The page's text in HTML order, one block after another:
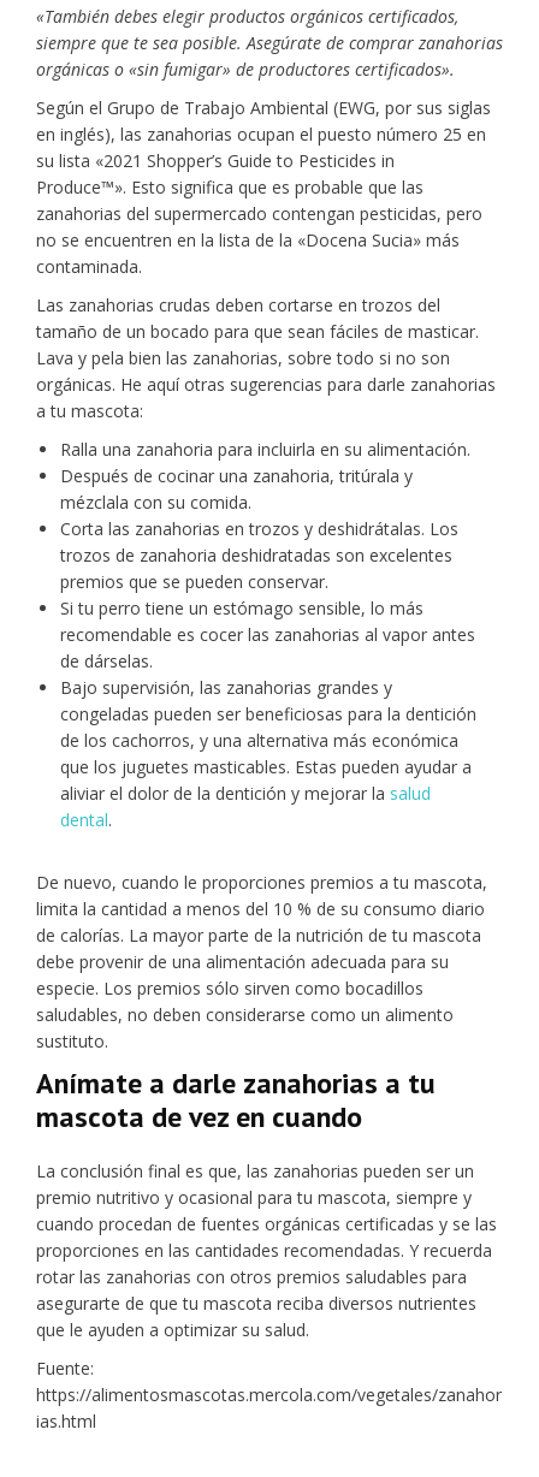
«También debes elegir productos orgánicos certificados,
siempre que te sea posible. Asegúrate de comprar zanahorias
orgánicas o «sin fumigar» de productores certificados».
Según el Grupo de Trabajo Ambiental (EWG, por sus siglas
en inglés), las zanahorias ocupan el puesto número 25 en
su lista «2021 Shopper’s Guide to Pesticides in
Produce™». Esto significa que es probable que las
zanahorias del supermercado contengan pesticidas, pero
no se encuentren en la lista de la «Docena Sucia» más
contaminada.
Las zanahorias crudas deben cortarse en trozos del
tamaño de un bocado para que sean fáciles de masticar.
Lava y pela bien las zanahorias, sobre todo si no son
orgánicas. He aquí otras sugerencias para darle zanahorias
a tu mascota:
Ralla una zanahoria para incluirla en su alimentación.
Después de cocinar una zanahoria, tritúrala y
mézclala con su comida.
Corta las zanahorias en trozos y deshidrátalas. Los
trozos de zanahoria deshidratadas son excelentes
premios que se pueden conservar.
Si tu perro tiene un estómago sensible, lo más
recomendable es cocer las zanahorias al vapor antes
de dárselas.
Bajo supervisión, las zanahorias grandes y
congeladas pueden ser beneficiosas para la dentición
de los cachorros, y una alternativa más económica
que los juguetes masticables. Estas pueden ayudar a
aliviar el dolor de la dentición y mejorar la salud
dental.
De nuevo, cuando le proporciones premios a tu mascota,
limita la cantidad a menos del 10 % de su consumo diario
de calorías. La mayor parte de la nutrición de tu mascota
debe provenir de una alimentación adecuada para su
especie. Los premios sólo sirven como bocadillos
saludables, no deben considerarse como un alimento
sustituto.
Anímate a darle zanahorias a tu
mascota de vez en cuando
La conclusión final es que, las zanahorias pueden ser un
premio nutritivo y ocasional para tu mascota, siempre y
cuando procedan de fuentes orgánicas certificadas y se las
proporciones en las cantidades recomendadas. Y recuerda
rotar las zanahorias con otros premios saludables para
asegurarte de que tu mascota reciba diversos nutrientes
que le ayuden a optimizar su salud.
Fuente:
https://alimentosmascotas.mercola.com/vegetales/zanahor
ias.html